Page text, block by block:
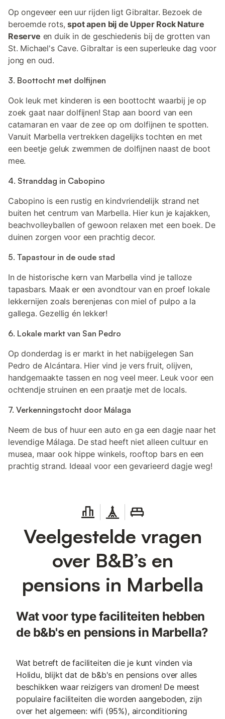
Op ongeveer een uur rijden ligt Gibraltar. Bezoek de
beroemde rots,spot apen bij de Upper Rock Nature
Reserve en duik in de geschiedenis bij de grotten van
St. Michael's Cave. Gibraltar is een superleuke dag voor
jong en oud.
3. Boottocht met dolfijnen
Ook leuk met kinderen is een boottocht waarbij je op
zoek gaat naar dolfijnen! Stap aan boord van een
catamaran en vaar de zee op om dolfijnen te spotten.
Vanuit Marbella vertrekken dagelijks tochten en met
een beetje geluk zwemmen de dolfijnen naast de boot
mee.
4. Stranddag in Cabopino
Cabopino is een rustig en kindvriendelijk strand net
buiten het centrum van Marbella. Hier kun je kajakken,
beachvolleyballen of gewoon relaxen met een boek. De
duinen zorgen voor een prachtig decor.
5. Tapastour in de oude stad
In de historische kern van Marbella vind je talloze
tapasbars. Maak er een avondtour van en proef lokale
lekkernijen zoals berenjenas con miel of pulpo a la
gallega. Gezellig én lekker!
6. Lokale markt van San Pedro
Op donderdag is er markt in het nabijgelegen San
Pedro de Alcántara. Hier vind je vers fruit, olijven,
handgemaakte tassen en nog veel meer. Leuk voor een
ochtendje struinen en een praatje met de locals.
7. Verkenningstocht door Málaga
Neem de bus of huur een auto en ga een dagje naar het
levendige Málaga. De stad heeft niet alleen cultuur en
musea, maar ook hippe winkels, rooftop bars en een
prachtig strand. Ideaal voor een gevarieerd dagje weg!
Veelgestelde vragen
over B&B’s en
pensions in Marbella
Wat voor type faciliteiten hebben
de b&b's en pensions in Marbella?
Wat betreft de faciliteiten die je kunt vinden via
Holidu, blijkt dat de b&b's en pensions over alles
beschikken waar reizigers van dromen! De meest
populaire faciliteiten die worden aangeboden, zijn
over het algemeen: wifi (95%), airconditioning